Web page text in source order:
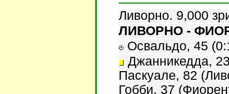
Ливорно. 9,000
ЛИВОРНО -
Освальдо, 45
Джанникедда,
Паскуале, 82
Гобби, 37